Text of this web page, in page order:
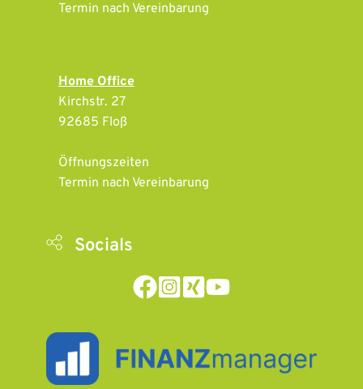
Termin nach Vereinbarung
Home Office
Kirchstr. 27
92685 Floß
Öffnungszeiten
Termin nach Vereinbarung
Socials